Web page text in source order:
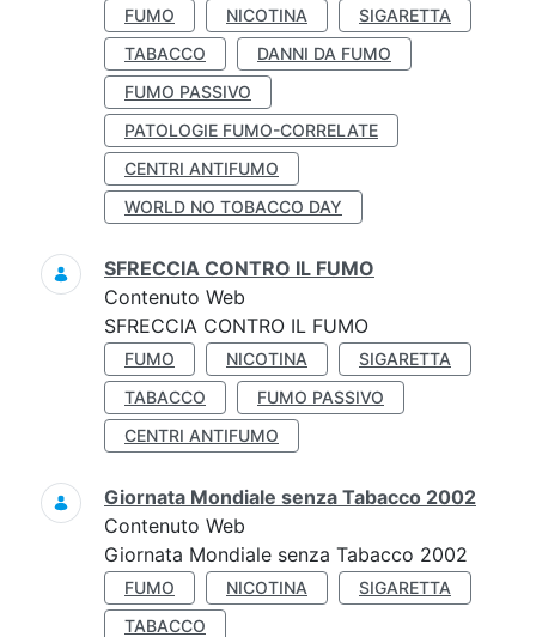
FUMO
NICOTINA
SIGARETTA
TABACCO
DANNI DA FUMO
FUMO PASSIVO
PATOLOGIE FUMO-CORRELATE
CENTRI ANTIFUMO
WORLD NO TOBACCO DAY
SFRECCIA CONTRO IL FUMO
Contenuto Web
SFRECCIA CONTRO IL FUMO
FUMO NICOTINA
SIGARETTA
TABACCO
FUMO PASSIVO
CENTRI ANTIFUMO
Giornata Mondiale senza Tabacco 2002
Contenuto Web
Giornata Mondiale senza Tabacco 2002
FUMO NICOTINA
SIGARETTA
TABACCO